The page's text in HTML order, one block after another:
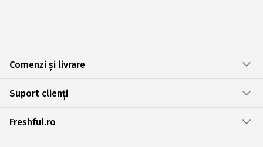
Comenzi și livrare
Suport clienți
Freshful.ro